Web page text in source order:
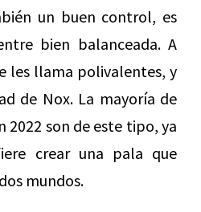
un buen control, es
bien balanceada. A
les llama polivalentes, y
de Nox. La mayoría de
2022 son de este tipo, ya
crear una pala que
mundos.